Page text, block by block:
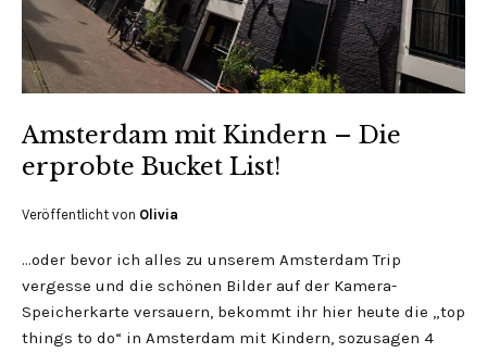
Amsterdam mit Kindern – Die
erprobte Bucket List!
Veröffentlicht von Olivia
…oder bevor ich alles zu unserem Amsterdam Trip
vergesse und die schönen Bilder auf der Kamera-
Speicherkarte versauern, bekommt ihr hier heute die „top
things to do“ in Amsterdam mit Kindern, sozusagen 4